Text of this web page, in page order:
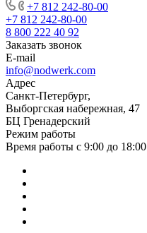
+7 812 242-80-00
+7 812 242-80-00
8 800 222 40 92
Заказать звонок
E-mail
info@nodwerk.com
Адрес
Санкт-Петербург,
Выборгская набережная, 47
БЦ Гренадерский
Режим работы
Время работы с 9:00 до 18:00